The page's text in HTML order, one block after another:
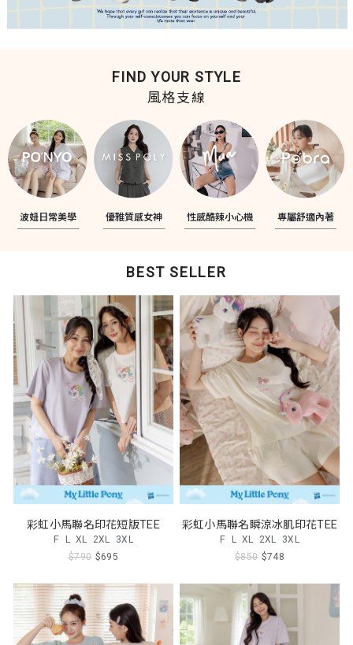
FIND YOUR STYLE
風格支線
波妞日常美學 優雅質感女神 性感酷辣小心機 專屬舒適內著
BEST SELLER
彩虹小馬聯名印花短版TEE
F L XL 2XL 3XL
$790 $695
彩虹小馬聯名瞬涼冰肌印花TEE
F L XL 2XL 3XL
$850 $748